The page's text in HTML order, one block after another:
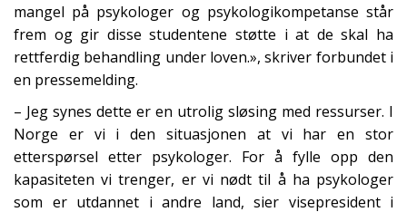
mangel på psykologer og psykologikompetanse står
frem og gir disse studentene støtte i at de skal ha
rettferdig behandling under loven.», skriver forbundet i
en pressemelding.
– Jeg synes dette er en utrolig sløsing med ressurser. I
Norge er vi i den situasjonen at vi har en stor
etterspørsel etter psykologer. For å fylle opp den
kapasiteten vi trenger, er vi nødt til å ha psykologer
som er utdannet i andre land, sier visepresident i